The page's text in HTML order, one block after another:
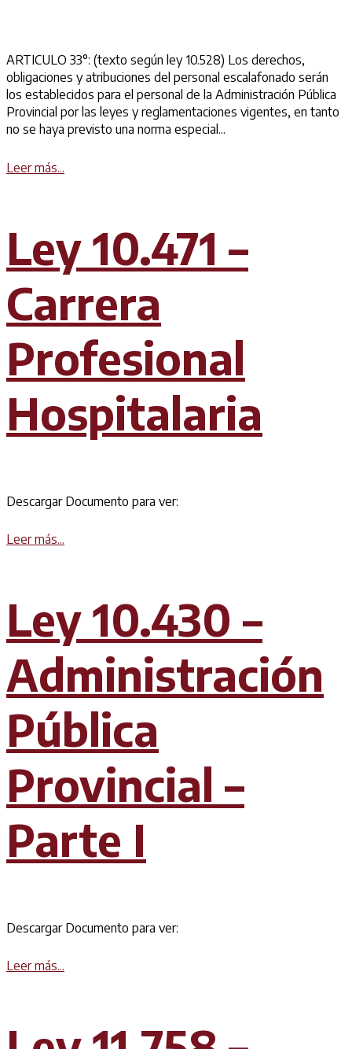
ARTICULO 33°: (texto según ley 10.528) Los derechos,
obligaciones y atribuciones del personal escalafonado serán
los establecidos para el personal de la Administración Pública
Provincial por las leyes y reglamentaciones vigentes, en tanto
no se haya previsto una norma especial...
Leer más...
Ley 10.471 –
Carrera
Profesional
Hospitalaria
Descargar Documento para ver:
Leer más...
Ley 10.430 –
Administración
Pública
Provincial –
Parte I
Descargar Documento para ver:
Leer más...